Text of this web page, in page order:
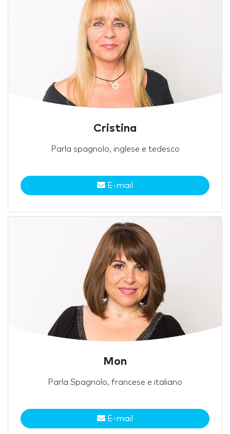
Cristina
Parla spagnolo, inglese e tedesco
E-mail
Mon
Parla Spagnolo, francese e italiano
E-mail